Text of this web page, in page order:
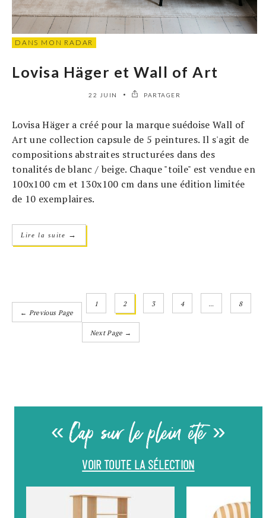
DANS MON RADAR
Lovisa Häger et Wall of Art
22 JUIN PARTAGER
Lovisa Häger a créé pour la marque suédoise Wall of
Art une collection capsule de 5 peintures. Il s'agit de
compositions abstraites structurées dans des
tonalités de blanc / beige. Chaque "toile" est vendue en
100x100 cm et 130x100 cm dans une édition limitée
de 10 exemplaires.
Lire la suite →
← Previous Page
1 2 3 4 8
Next Page →
« Cap sur le plein été »
VOIR TOUTE LA SÉLECTION